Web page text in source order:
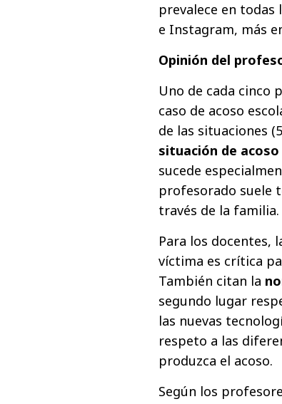
prevalece en
e Instagram, más
Opinión del
Uno de cada cinco
caso de acoso
de las situaciones
situación de
sucede
profesorado suele
través de la familia.
Para los docentes,
víctima es crítica
También citan la
segundo lugar
las nuevas
respeto a las
produzca el acoso.
Según los